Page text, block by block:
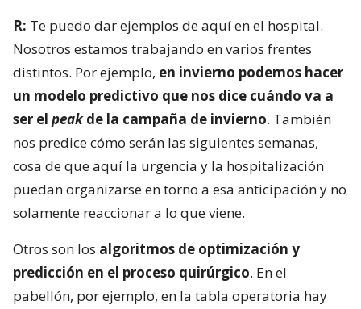
R: Te puedo dar ejemplos de aquí en el hospital.
Nosotros estamos trabajando en varios frentes
distintos. Por ejemplo, en invierno podemos hacer
un modelo predictivo que nos dice cuándo va a
ser el peakde la campaña de invierno. También
nos predice cómo serán las siguientes semanas,
cosa de que aquí la urgencia y la hospitalización
puedan organizarse en torno a esa anticipación y no
solamente reaccionar a lo que viene.
Otros son los algoritmos de optimización y
predicción en el proceso quirúrgico. En el
pabellón, por ejemplo, en la tabla operatoria hay